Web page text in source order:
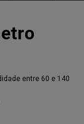
entre 60 e 140